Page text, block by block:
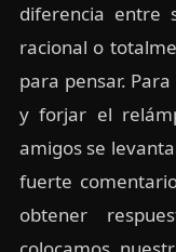
diferencia entre
racional o
para pensar.
y forjar el
amigos se
fuerte
obtener